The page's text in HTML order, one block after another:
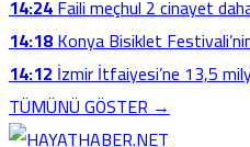
14:24Faili meçhul 2 cinayet daha
14:18Konya Bisiklet
14:12İzmir İtfaiyesi’ne 13,5
TÜMÜNÜ GÖSTER →